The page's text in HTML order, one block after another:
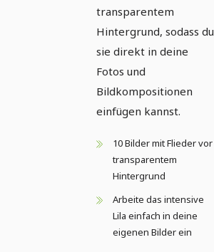
transparentem
Hintergrund, sodass du
sie direkt in deine
Fotos und
Bildkompositionen
einfügen kannst.
10 Bilder mit Flieder vor
transparentem
Hintergrund
Arbeite das intensive
Lila einfach in deine
eigenen Bilder ein